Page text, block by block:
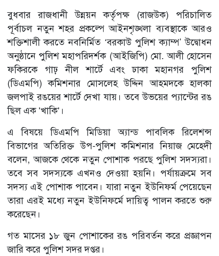
বুধবার রাজধানী উন্নয়ন কর্তৃপক্ষ (রাজউক) পরিচালিত
পূর্বাচল নতুন শহর প্রকল্পে আইনশৃঙ্খলা ব্যবস্থাকে আরও
শক্তিশালী করতে নবনির্মিত ‘বরকাউ পুলিশ ক্যাম্প’ উদ্বোধন
অনুষ্ঠানে পুলিশ মহাপরিদর্শক (আইজিপি) মো. আলী হোসেন
ফকিরকে গাঢ় নীল শার্টে এবং ঢাকা মহানগর পুলিশ
(ডিএমপি) কমিশনার মোসলেহ উদ্দিন আহমদকে হালকা
জলপাই রঙয়ের শার্টে দেখা যায়। তবে উভয়ের প্যান্টের রঙ
ছিল এক 'খাকি'।
এ বিষয়ে ডিএমপি মিডিয়া অ্যান্ড পাবলিক রিলেশন্স
বিভাগের অতিরিক্ত উপ-পুলিশ কমিশনার নিয়াজ মেহেদী
বলেন, আজকে থেকে নতুন পোশাক পরছে পুলিশ সদস্যরা।
তবে সব সদস্যকে এখনও দেওয়া হয়নি। পর্যায়ক্রমে সব
সদস্য এই পোশাক পাবেন। যারা নতুন ইউনিফর্ম পেয়েছেন
তারা এরই মধ্যে নতুন ইউনিফর্মে দায়িত্ব পালন করতে শুরু
করেছেন।
গত মাসের ১৮ জুন পোশাকের রঙ পরিবর্তন করে প্রজ্ঞাপন
জারি করে পুলিশ সদর দপ্তর।